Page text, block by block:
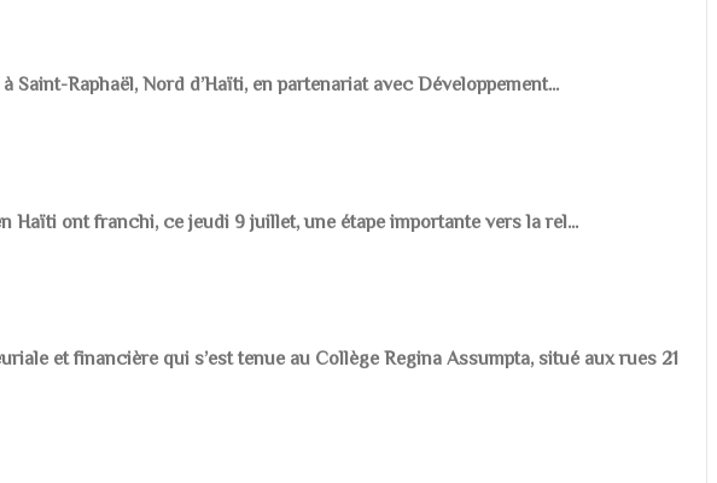
Raphaël, Nord d’Haïti, en partenariat avec Développement...
Haïti ont franchi, ce jeudi 9 juillet, une étape importante vers la rel...
et financière qui s’est tenue au Collège Regina Assumpta, situé aux rues 21